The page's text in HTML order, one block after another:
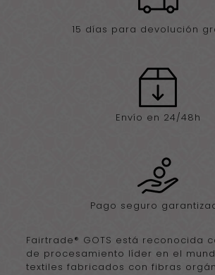
15 días para devolución
Envío en 24/48h
Pago seguro
Fairtrade® GOTS está reconocida
de procesamiento líder en el
textiles fabricados con fibras